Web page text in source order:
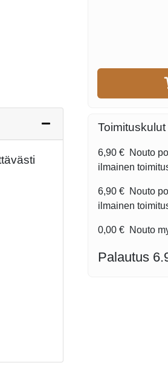
6,90 € Nouto
ilmainen
6,90 € Nouto
ilmainen
0,00 € Nouto
Palautus